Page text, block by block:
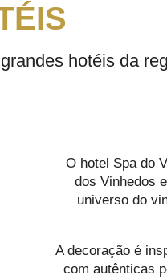
hotéis da
O hotel Spa do
dos Vinhedos
universo do
A decoração é
com autênticas